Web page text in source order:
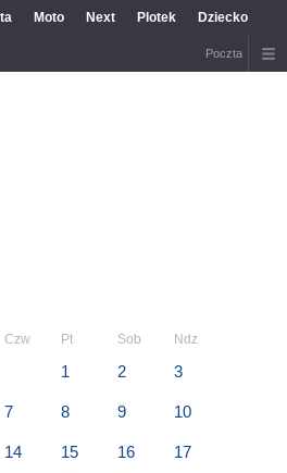
Moto Next Plotek Dziecko
Poczta
Czw Pt Sob Ndz
1 2 3
7 8 9 10
14 15 16 17